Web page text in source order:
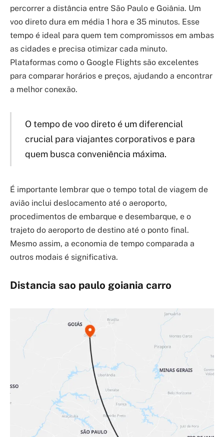
percorrer a distância entre São Paulo e Goiânia. Um
voo direto dura em média 1 hora e 35 minutos. Esse
tempo é ideal para quem tem compromissos em ambas
as cidades e precisa otimizar cada minuto.
Plataformas como o Google Flights são excelentes
para comparar horários e preços, ajudando a encontrar
a melhor conexão.
O tempo de voo direto é um diferencial
crucial para viajantes corporativos e para
quem busca conveniência máxima.
É importante lembrar que o tempo total de viagem de
avião inclui deslocamento até o aeroporto,
procedimentos de embarque e desembarque, e o
trajeto do aeroporto de destino até o ponto final.
Mesmo assim, a economia de tempo comparada a
outros modais é significativa.
Distancia sao paulo goiania carro